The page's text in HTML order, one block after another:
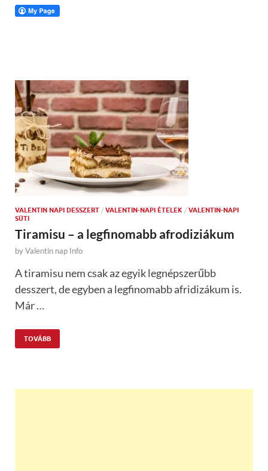
VALENTIN NAPI DESSZERT / VALENTIN-NAPI ÉTELEK / VALENTIN-NAPI
SÜTI
Tiramisu – a legfinomabb afrodiziákum
byValentin nap Info
A tiramisu nem csak az egyik legnépszerűbb
desszert, de egyben a legfinomabb afridizákum is.
Már …
TOVÁBB